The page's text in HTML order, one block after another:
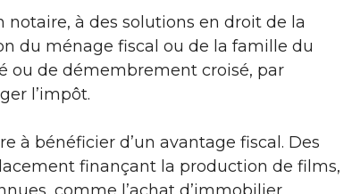
notaire, à des solutions en droit de la
du ménage fiscal ou de la famille du
ou de démembrement croisé, par
l’impôt.
à bénéficier d’un avantage fiscal. Des
finançant la production de films,